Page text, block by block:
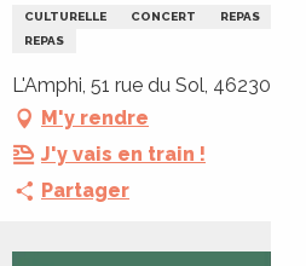
CULTURELLE CONCERT REPAS
REPAS
L'Amphi, 51 rue du Sol, 46230
M'y rendre
J'y vais en train !
Partager